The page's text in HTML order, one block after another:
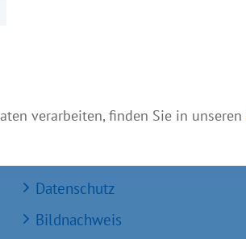
verarbeiten, finden Sie in unseren
Aktuelle Meldungen
Datenschutz
Bildnachweis